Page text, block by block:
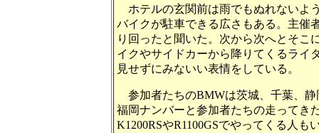
ホテルの玄関前は雨でもぬれないよ
バイクが駐車できる広さもある。主催
り回ったと聞いた。次から次へとそこ
イクやサイドカーから降りてくるライ
見せずにみないい表情をしている。
参加者たちのBMWは茨城、千葉、
福岡ナンバーと参加者たちの走ってき
K1200RSやR1100GSでやってくる人も